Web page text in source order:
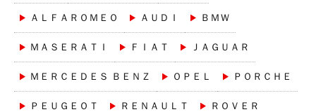
ＡＬＦＡＲＯＭＥＯ ＡＵＤＩ ＢＭＷ
ＭＡＳＥＲＡＴＩ ＦＩＡＴ ＪＡＧＵＡＲ
ＭＥＲＣＥＤＥＳ ＢＥＮＺ ＯＰＥＬ ＰＯＲＣＨＥ
ＰＥＵＧＥＯＴ ＲＥＮＡＵＬＴ ＲＯＶＥＲ